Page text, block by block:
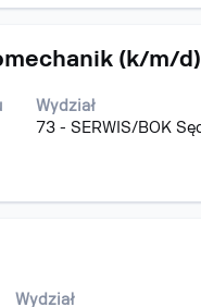
(k/m/d)
Wydział
73 - SERWIS/BOK
Wydział